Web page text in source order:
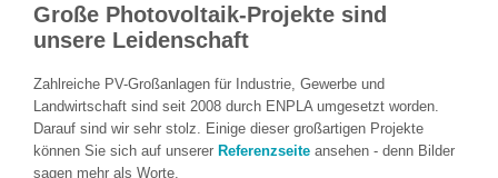
Große Photovoltaik-Projekte sind
unsere Leidenschaft
Zahlreiche PV-Großanlagen für Industrie, Gewerbe und
Landwirtschaft sind seit 2008 durch ENPLA umgesetzt worden.
Darauf sind wir sehr stolz. Einige dieser großartigen Projekte
können Sie sich auf unserer Referenzseite ansehen - denn Bilder
sagen mehr als Worte.